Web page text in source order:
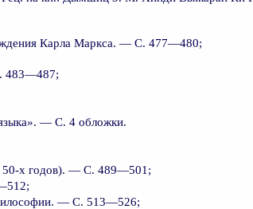
Карла Маркса. — С. 477—480;
483—487;
— С. 4 обложки.
50-х годов). — С. 489—501;
— С. 513—526;